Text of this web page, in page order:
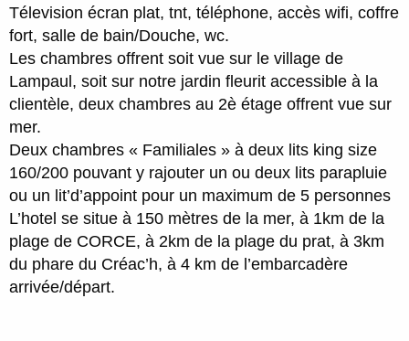
Télevision écran plat, tnt, téléphone, accès wifi, coffre
fort, salle de bain/Douche, wc.
Les chambres offrent soit vue sur le village de
Lampaul, soit sur notre jardin fleurit accessible à la
clientèle, deux chambres au 2è étage offrent vue sur
mer.
Deux chambres « Familiales » à deux lits king size
160/200 pouvant y rajouter un ou deux lits parapluie
ou un lit’d’appoint pour un maximum de 5 personnes
L’hotel se situe à 150 mètres de la mer, à 1km de la
plage de CORCE, à 2km de la plage du prat, à 3km
du phare du Créac’h, à 4 km de l’embarcadère
arrivée/départ.